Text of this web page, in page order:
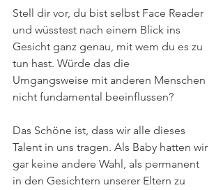
Stell dir vor, du bist selbst Face Reader
und wüsstest nach einem Blick ins
Gesicht ganz genau, mit wem du es zu
tun hast. Würde das die
Umgangsweise mit anderen Menschen
nicht fundamental beeinflussen?
Das Schöne ist, dass wir alle dieses
Talent in uns tragen. Als Baby hatten wir
gar keine andere Wahl, als permanent
in den Gesichtern unserer Eltern zu